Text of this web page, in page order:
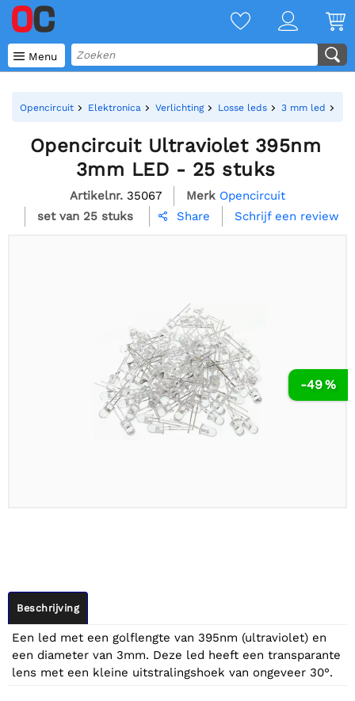
 Menu
Opencircuit Elektronica Verlichting Losse leds 3 mm led
Opencircuit Ultraviolet 395nm
3mm LED - 25 stuks
Artikelnr. 35067 Merk Opencircuit
set van 25 stuks
 Share Schrijf een review
-49 %
Beschrijving
Een led met een golflengte van 395nm (ultraviolet) en
een diameter van 3mm. Deze led heeft een transparante
lens met een kleine uitstralingshoek van ongeveer 30°.